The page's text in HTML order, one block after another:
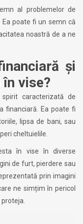
al problemelor de
poate fi un semn că
noastră de a ne
și
vise?
caracterizată de
financiară. Ea poate fi
lipsa de bani, sau
cheltuielile.
în vise în diverse
de furt, pierdere sau
prin imagini
ne simțim în pericol